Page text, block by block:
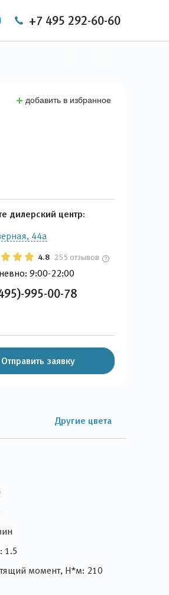
+7 495 292-60-60
добавить в избранное
дилерский центр:
44а
4.8 255 отзывов
9:00-22:00
995-00-78
Отправить заявку
Другие цвета
1.5
момент, Н*м: 210